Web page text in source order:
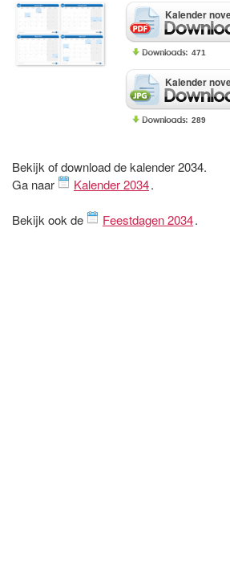
Kalender
471
Kalender
289
Bekijk of download de kalender 2034.
Ga naar
Kalender 2034.
Bekijk ook de Feestdagen 2034.